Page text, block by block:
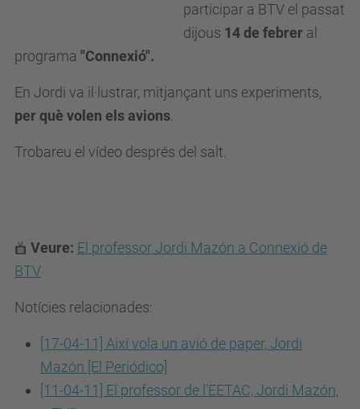
participar a BTV el passat
dijous 14 de febrer al
programa "Connexió".
En Jordi va il·lustrar, mitjançant uns experiments,
per què volen els avions
Trobareu el vídeo després del salt.
Veure: El professor Jordi Mazón a Connexió de
BTV
Notícies relacionades:
[17-04-11] Així vola un avió de paper, Jordi
Mazón [El Periódico]
[11-04-11] El professor de l'EETAC, Jordi Mazón,